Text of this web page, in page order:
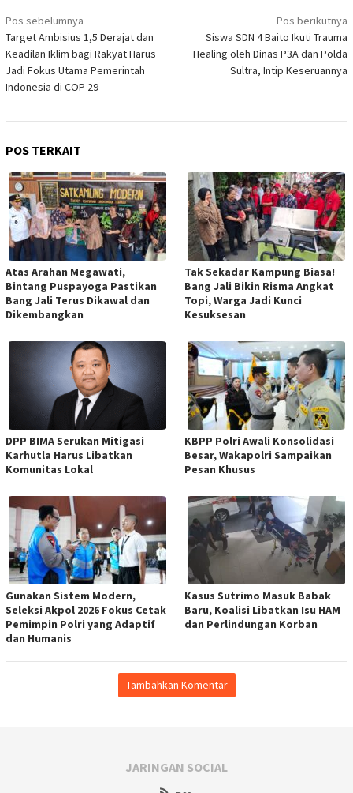
Navigasi
pos
Pos sebelumnya
Target Ambisius 1,5 Derajat dan
Keadilan Iklim bagi Rakyat Harus
Jadi Fokus Utama Pemerintah
Indonesia di COP 29
Pos berikutnya
Siswa SDN 4 Baito Ikuti Trauma
Healing oleh Dinas P3A dan Polda
Sultra, Intip Keseruannya
POS TERKAIT
Atas Arahan Megawati,
Bintang Puspayoga Pastikan
Bang Jali Terus Dikawal dan
Dikembangkan
Tak Sekadar Kampung Biasa!
Bang Jali Bikin Risma Angkat
Topi, Warga Jadi Kunci
Kesuksesan
DPP BIMA Serukan Mitigasi
Karhutla Harus Libatkan
Komunitas Lokal
KBPP Polri Awali Konsolidasi
Besar, Wakapolri Sampaikan
Pesan Khusus
Gunakan Sistem Modern,
Seleksi Akpol 2026 Fokus Cetak
Pemimpin Polri yang Adaptif
dan Humanis
Kasus Sutrimo Masuk Babak
Baru, Koalisi Libatkan Isu HAM
dan Perlindungan Korban
Tambahkan Komentar
JARINGAN SOCIAL